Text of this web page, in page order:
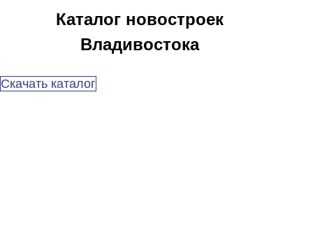
Каталог новостроек
Владивостока
Скачать каталог